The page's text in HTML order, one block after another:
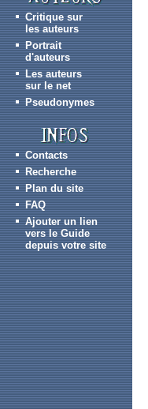
Critique sur
les auteurs
Portrait
d'auteurs
Les auteurs
sur le net
Pseudonymes
Contacts
Recherche
Plan du site
FAQ
Ajouter un lien
vers le Guide
depuis votre site